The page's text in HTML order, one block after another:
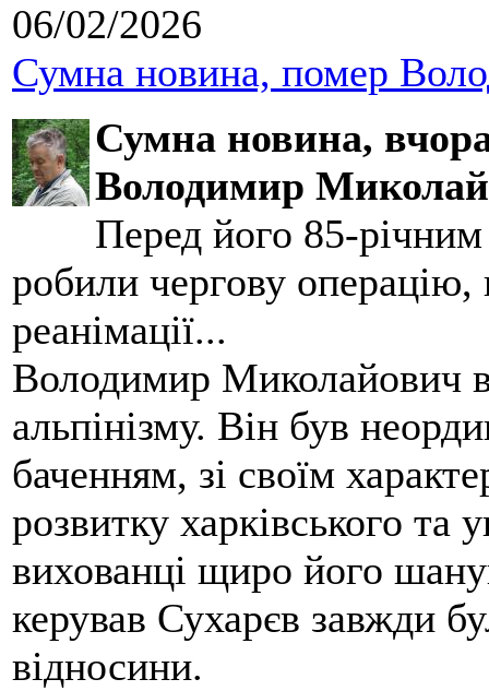
06/02/2026
Сумна новина, помер
Сумна новина,
Володимир
Перед його 85-
робили чергову операцію,
реанімації...
Володимир Миколайович
альпінізму. Він був
баченням, зі своїм
розвитку харківського та
вихованці щиро його
керував Сухарєв завжди
відносини.